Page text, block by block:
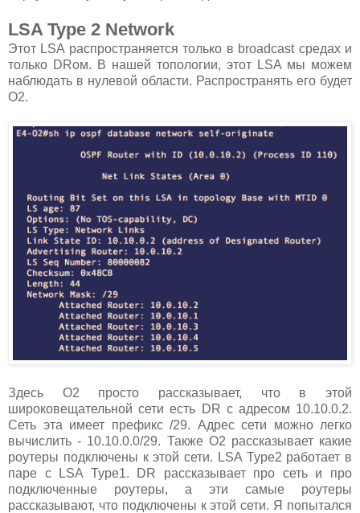
LSA Type 2 Network
Этот LSA распространяется только в broadcast средах и
только DRом. В нашей топологии, этот LSA мы можем
наблюдать в нулевой области. Распространять его будет
О2.
Здесь О2 просто рассказывает, что в этой
широковещательной сети есть DR с адресом 10.10.0.2.
Сеть эта имеет префикс /29. Адрес сети можно легко
вычислить - 10.10.0.0/29. Также О2 рассказывает какие
роутеры подключены к этой сети. LSA Type2 работает в
паре с LSA Type1. DR рассказывает про сеть и про
подключенные роутеры, а эти самые роутеры
рассказывают, что подключены к этой сети. Я попытался